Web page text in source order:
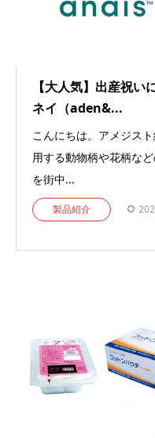
【大人気】出産祝
ネイ（aden&...
こんにちは。アメジス
用する動物柄や花柄な
を街中...
製品紹介